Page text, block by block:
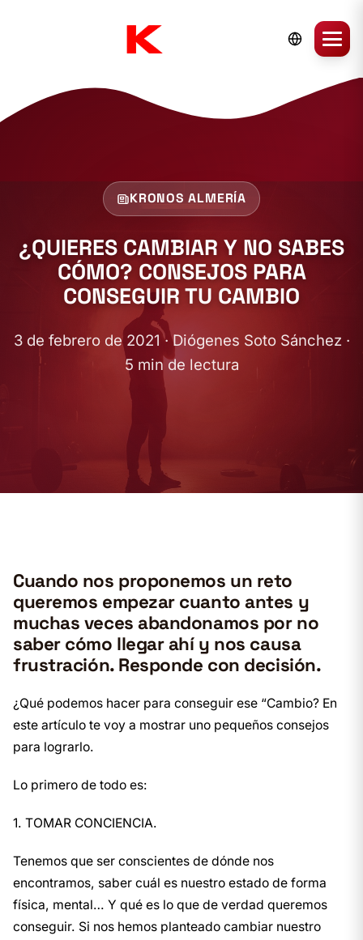
KRONOS ALMERÍA
¿QUIERES CAMBIAR Y NO SABES
CÓMO? CONSEJOS PARA
CONSEGUIR TU CAMBIO
3 de febrero de 2021 · Diógenes Soto Sánchez ·
5 min de lectura
Cuando nos proponemos un reto
queremos empezar cuanto antes y
muchas veces abandonamos por no
saber cómo llegar ahí y nos causa
frustración. Responde con decisión.
¿Qué podemos hacer para conseguir ese “Cambio? En
este artículo te voy a mostrar uno pequeños consejos
para lograrlo.
Lo primero de todo es:
1. TOMAR CONCIENCIA.
Tenemos que ser conscientes de dónde nos
encontramos, saber cuál es nuestro estado de forma
física, mental… Y qué es lo que de verdad queremos
conseguir. Si nos hemos planteado cambiar nuestro